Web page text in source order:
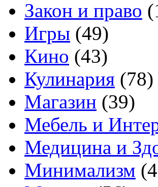
Закон и право
Игры (49)
Кино (43)
Кулинария (78)
Магазин (39)
Мебель и
Медицина и
Минимализм